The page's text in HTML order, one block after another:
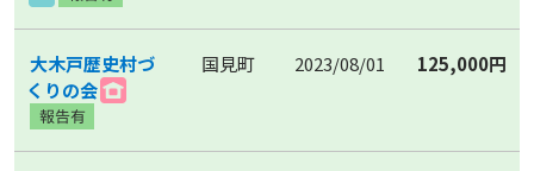
大木戸歴史村づ
くりの会
国見町 2023/08/01 125,000円